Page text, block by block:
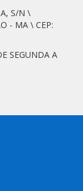
S/N \
- MA \ CEP:
SEGUNDA A